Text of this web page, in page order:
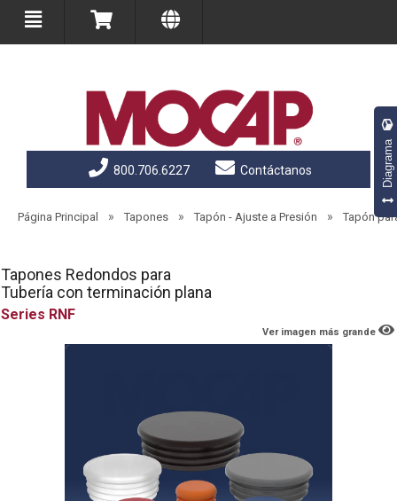
800.706.6227 Contáctanos
Página Principal » Tapones » Tapón - Ajuste a Presión » Tapón
Tapones Redondos para
Tubería con terminación plana
RNF
Ver imagen más grande
Diagrama